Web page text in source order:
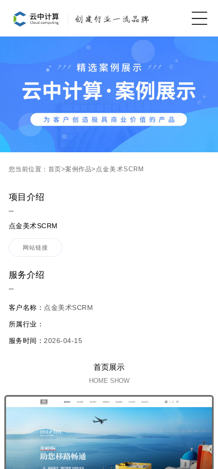
您当前位置： 首页>案例作品> 点金美术SCRM
项目介绍
点金美术SCRM
网站链接
服务介绍
客户名称： 点金美术SCRM
所属行业：
服务时间： 2026-04-15
首页展示
HOME SHOW